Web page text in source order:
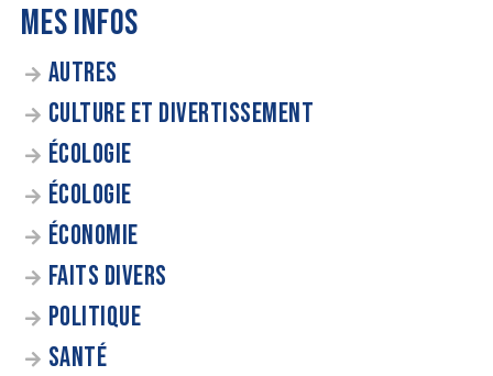
MES INFOS
AUTRES
CULTURE ET DIVERTISSEMENT
ÉCOLOGIE
ÉCOLOGIE
ÉCONOMIE
FAITS DIVERS
POLITIQUE
SANTÉ